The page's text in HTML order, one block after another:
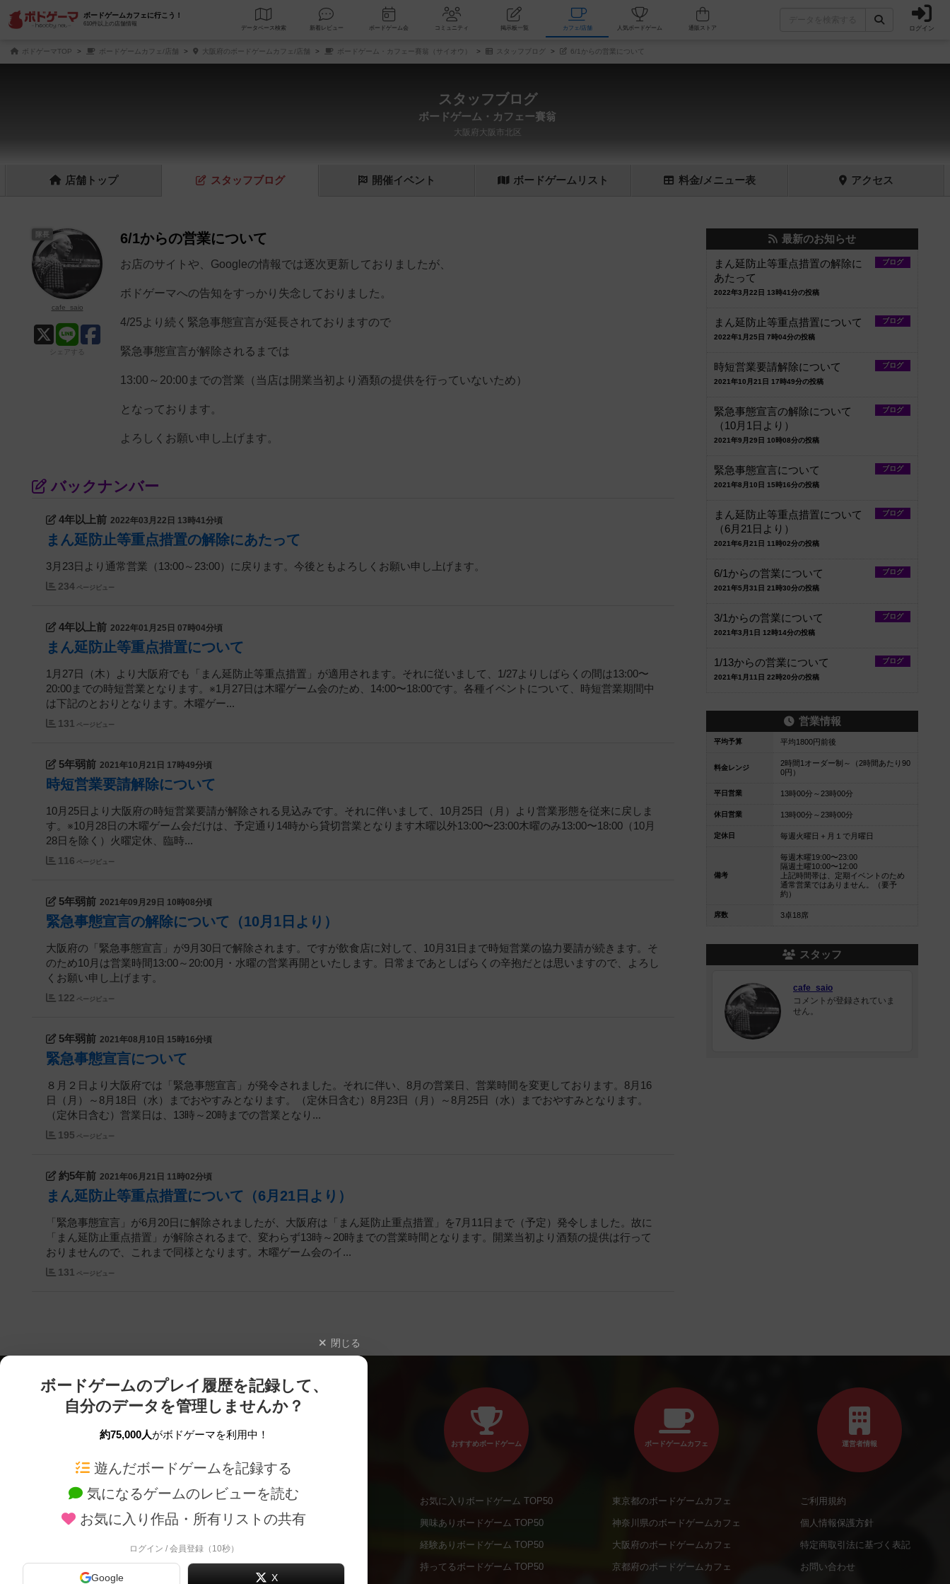
ボードゲームカフェに行こう！
610件以上の店舗情報
データベース 検索 新着レビュー ボードゲーム会 コミュニティ 掲示板一覧 カフェ/店舗 人気ボードゲーム ログイン
ボドゲーマTOP ボードゲームカフェ/店舗 大阪府のボードゲームカフェ/店舗 ボードゲーム・カフェー賽翁（サイオウ） スタッフブログ 6/1からの営業について
スタッフブログ
ボードゲーム・カフェー賽翁
大阪府大阪市北区
店舗 トップ スタッフブログ 開催イベント ボードゲーム リスト 料金/メニュー表 アクセス
6/1からの営業について
お店のサイトや、Googleの情報では逐次更新しておりましたが、
ボドゲーマへの告知をすっかり失念しておりました。
4/25より続く緊急事態宣言が延長されておりますので
緊急事態宣言が解除されるまでは
13:00～20:00までの営業（当店は開業当初より酒類の提供を行っていないため）
となっております。
よろしくお願い申し上げます。
隊長
cafe_saio
シェアする
バックナンバー
4年以上前 2022年03月22日 13時41分頃
まん延防止等重点措置の解除にあたって
3月23日より通常営業（13:00～23:00）に戻ります。今後ともよろしくお願い申し上げます。
234 ページビュー
4年以上前 2022年01月25日 07時04分頃
まん延防止等重点措置について
1月27日（木）より大阪府でも「まん延防止等重点措置」が適用されます。それに従いまして、1/27よりしばらくの間は13:00〜
20:00までの時短営業となります。※1月27日は木曜ゲーム会のため、14:00〜18:00です。各種イベントについて、時短営業期間中
は下記のとおりとなります。木曜ゲー...
131 ページビュー
5年弱前 2021年10月21日 17時49分頃
時短営業要請解除について
10月25日より大阪府の時短営業要請が解除される見込みです。それに伴いまして、10月25日（月）より営業形態を従来に戻しま
す。※10月28日の木曜ゲーム会だけは、予定通り14時から貸切営業となります木曜以外13:00〜23:00木曜のみ13:00〜18:00（10月
28日を除く）火曜定休、臨時...
116 ページビュー
5年弱前 2021年09月29日 10時08分頃
緊急事態宣言の解除について（10月1日より）
大阪府の「緊急事態宣言」が9月30日で解除されます。ですが飲食店に対して、10月31日まで時短営業の協力要請が続きます。そ
のため10月は営業時間13:00～20:00月・水曜の営業再開といたします。日常まであとしばらくの辛抱だとは思いますので、よろし
くお願い申し上げます。
122 ページビュー
5年弱前 2021年08月10日 15時16分頃
緊急事態宣言について
８月２日より大阪府では「緊急事態宣言」が発令されました。それに伴い、8月の営業日、営業時間を変更しております。8月16
日（月）～8月18日（水）までおやすみとなります。（定休日含む）8月23日（月）～8月25日（水）までおやすみとなります。
（定休日含む）営業日は、13時～20時までの営業となり...
195 ページビュー
約5年前 2021年06月21日 11時02分頃
まん延防止等重点措置について（6月21日より）
「緊急事態宣言」が6月20日に解除されましたが、大阪府は「まん延防止重点措置」を7月11日まで（予定）発令しました。故に
「まん延防止重点措置」が解除されるまで、変わらず13時～20時までの営業時間となります。開業当初より酒類の提供は行って
おりませんので、これまで同様となります。木曜ゲーム会のイ...
131 ページビュー
最新のお知らせ
ブログ
まん延防止等重点措置の解除に
あたって
2022年3月22日 13時41分の投稿
ブログ
まん延防止等重点措置について
2022年1月25日 7時04分の投稿
ブログ
時短営業要請解除について
2021年10月21日 17時49分の投稿
ブログ
緊急事態宣言の解除について
（10月1日より）
2021年9月29日 10時08分の投稿
ブログ
緊急事態宣言について
2021年8月10日 15時16分の投稿
ブログ
まん延防止等重点措置について
（6月21日より）
2021年6月21日 11時02分の投稿
ブログ
6/1からの営業について
2021年5月31日 21時30分の投稿
ブログ
3/1からの営業について
2021年3月1日 12時14分の投稿
ブログ
1/13からの営業について
2021年1月11日 22時20分の投稿
営業情報
平均予算 平均1800円前後
料金レンジ
2時間1オーダー制～（2時間あたり90
0円）
平日営業 13時00分～23時00分
休日営業 13時00分～23時00分
定休日 毎週火曜日＋月１で月曜日
備考
毎週木曜19:00〜23:00
隔週土曜10:00〜12:00
上記時間帯は、定期イベントのため
通常営業ではありません。（要予
約）
席数 3卓18席
スタッフ
cafe_saio
コメントが登録されていま
せん。
閉じる
ボードゲームのプレイ履歴を記録して、
自分のデータを管理しませんか？
約75,000人がボドゲーマを利用中！
遊んだボードゲームを記録する
気になるゲームのレビューを読む
お気に入り作品・所有リストの共有
ログイン / 会員登録（10秒）
Google X
ボードゲームを検索する
ボードゲームの新着レビュー
メカニクス特集
新作・再入荷情報
定番ボードゲームの通販商品
国産ボードゲームの通販商品
子供向けボードゲームの通販商品
おすすめボードゲーム
お気に入りボードゲーム TOP50
興味ありボードゲーム TOP50
経験ありボードゲーム TOP50
持ってるボードゲーム TOP50
ボードゲームカフェ
東京都のボードゲームカフェ
神奈川県のボードゲームカフェ
大阪府のボードゲームカフェ
京都府のボードゲームカフェ
運営者情報
ご利用規約
個人情報保護方針
特定商取引法に基づく表記
お問い合わせ